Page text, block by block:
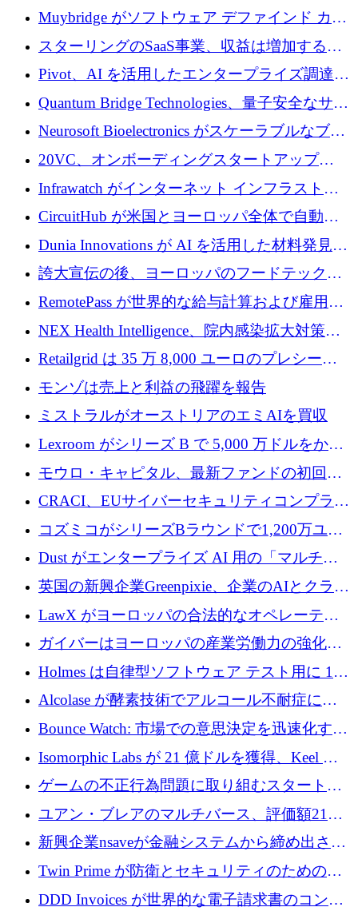
るために 3 億ユーロの信用枠を確保
Muybridge がソフトウェア デファインド カメ
ラ テクノロジーを拡張するためにシリーズ A
で 1,600 万ドルを調達
スターリングのSaaS事業、収益は増加するも
グループ利益は減少
Pivot、AI を活用したエンタープライズ調達プ
ラットフォームを拡大するために 4,000 万ド
ルを調達
Quantum Bridge Technologies、量子安全なサイ
バーセキュリティ インフラストラクチャの拡
Neurosoft Bioelectronics がスケーラブルなブレ
イン コンピューター インターフェイスのため
に 750 万ドルを調達
20VC、オンボーディングスタートアップ
Prelude へのシリーズ A 投資で 2,000 万ドルを
Infrawatch がインターネット インフラストラ
クチャ インテリジェンス向けに 300 万ドルの
プレシードを確保
CircuitHub が米国とヨーロッパ全体で自動電
子機器製造を拡大するために 2,800 万ドルを
Dunia Innovations が AI を活用した材料発見を
産業化するために 2 億 8,000 万ユーロのベル
誇大宣伝の後、ヨーロッパのフードテックセ
クターはファンダメンタルズを中心に再構築
RemotePass が世界的な給与計算および雇用プ
ラットフォームを拡大するために 1,740 万ド
NEX Health Intelligence、院内感染拡大対策に
100万ユーロを確保
Retailgrid は 35 万 8,000 ユーロのプレシード
ラウンドで小売業のスプレッドシートをター
ゲットにしています
モンゾは売上と利益の飛躍を報告
ミストラルがオーストリアのエミAIを買収
Lexroom がシリーズ B で 5,000 万ドルをかけ
てヨーロッパ大陸法用の法律 AI を構築
モウロ・キャピタル、最新ファンドの初回ク
ローズで4億ドルを確保
CRACI、EUサイバーセキュリティコンプライ
アンスプラットフォームのために140万ユーロ
コズミコがシリーズBラウンドで1,200万ユー
ロを調達
Dust がエンタープライズ AI 用の「マルチプ
レイヤー」オペレーティング システムを構築
するシリーズ B で 4,000 万ドルを調達
英国の新興企業Greenpixie、企業のAIとクラウ
ドのエネルギー無駄を削減するために470万ポ
ンドを調達
LawX がヨーロッパの合法的なオペレーティ
ング システムを構築するために 750 万ユーロ
を調達
ガイバーはヨーロッパの産業労働力の強化に
貢献するために 140 万ユーロを獲得
Holmes は自律型ソフトウェア テスト用に 110
万ユーロのプレシードを提供して開始
Alcolase が酵素技術でアルコール不耐症に取
り組むために 150 万ユーロを調達
Bounce Watch: 市場での意思決定を迅速化する
ためのインテリジェンス層を構築する
Isomorphic Labs が 21 億ドルを獲得、Keel の
ネオバンク後の軸、ポーランドのソフトウェ
ア進化
ゲームの不正行為問題に取り組むスタートア
ップを紹介する
ユアン・ブレアのマルチバース、評価額21億
ドルで7,000万ドルを調達
新興企業nsaveが金融システムから締め出され
たシリア人に国際銀行アクセスをもたらす
Twin Prime が防衛とセキュリティのためのフ
ロンティア AI モデルを構築するために 1,000
DDD Invoices が世界的な電子請求書のコンプ